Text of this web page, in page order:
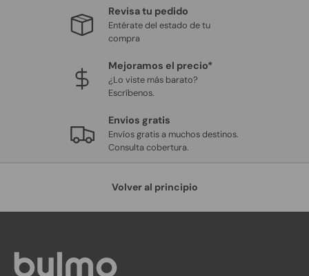
Revisa tu pedido
Entérate del estado de tu
compra
Mejoramos el precio*
¿Lo viste más barato?
Escríbenos.
Envios gratis
Envíos gratis a muchos destinos.
Consulta cobertura.
Volver al principio